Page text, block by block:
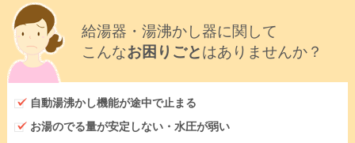
給湯器・湯沸かし器に関して
こんなお困りごとはありませんか？
自動湯沸かし機能が途中で止まる
お湯のでる量が安定しない・水圧が弱い